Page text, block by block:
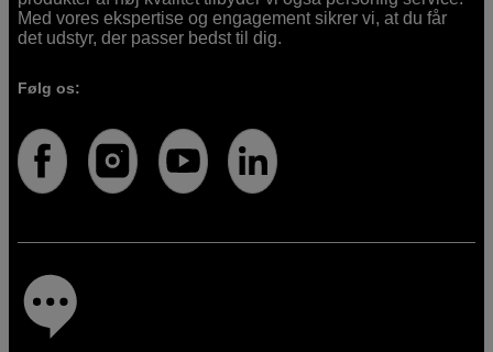
Med vores ekspertise og engagement sikrer vi, at du får
det udstyr, der passer bedst til dig.
Følg os: